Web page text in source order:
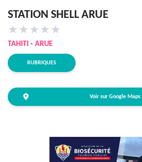
STATION SHELL ARUE
★ ★ ★ ★ ★
TAHITI - ARUE
RUBRIQUES
Voir sur Google Maps